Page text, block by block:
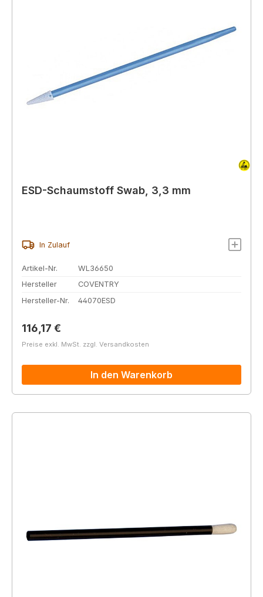
ESD-Schaumstoff Swab, 3,3 mm
In Zulauf
Artikel-Nr.
WL36650
Hersteller
COVENTRY
Hersteller-Nr.
44070ESD
Regulärer Preis:
116,17 €
Preise exkl. MwSt. zzgl. Versandkosten
In den Warenkorb